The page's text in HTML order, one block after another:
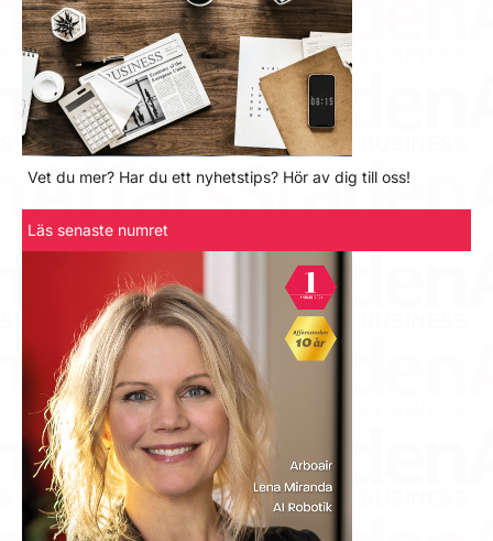
Vet du mer? Har du ett nyhetstips? Hör av dig till oss!
Läs senaste numret